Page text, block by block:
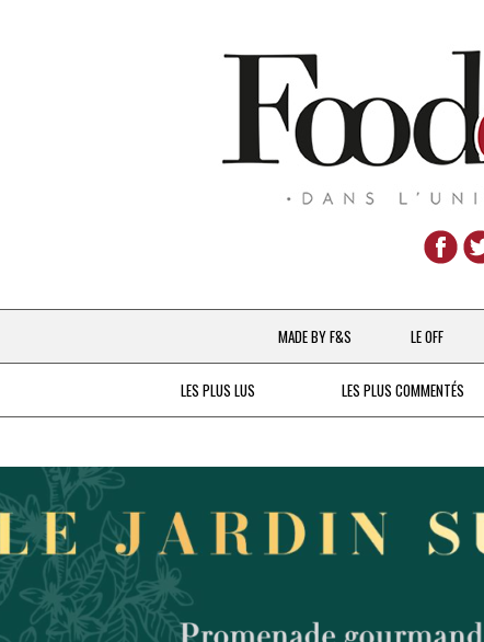
MADE BY F&S
CHEFS & ACTUALITÉS
DESTIN DE FEMME
LE OFF
LES PLUS LUS LES PLUS COMMENTÉS